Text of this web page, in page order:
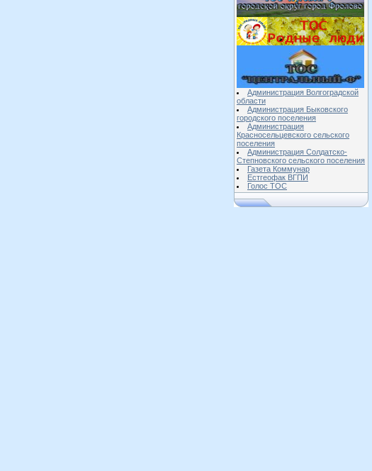
Администрация Волгоградской
области
Администрация Быковского
городского поселения
Администрация
Красносельцевского сельского
поселения
Администрация Солдатско-
Степновского сельского поселения
Газета Коммунар
Естгеофак ВГПИ
Голос ТОС